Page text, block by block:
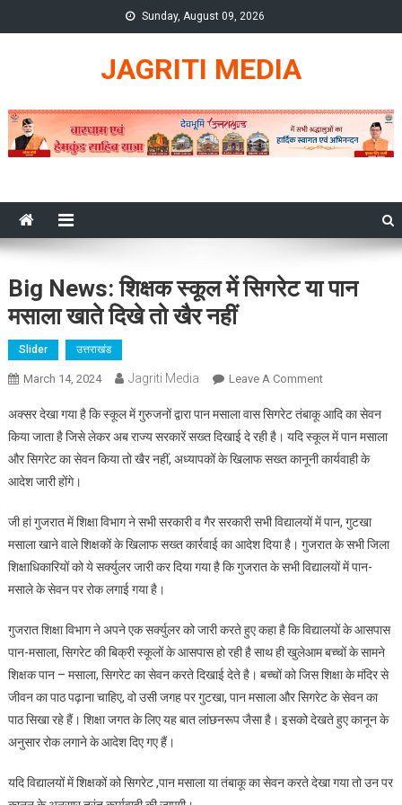
to
Sunday, August 09, 2026
JAGRITI MEDIA
Big News: शिक्षक स्कूल में सिगरेट या पान
मसाला खाते दिखे तो खैर नहीं
Slider उत्तराखंड
March 14, 2024 Jagriti Media Leave A CommentOn
News:
शिक्षक
स्कूल
या
पान
मसाला
तो
खैर
नहीं
अक्सर देखा गया है कि स्कूल में गुरुजनों द्वारा पान मसाला वास सिगरेट तंबाकू आदि का सेवन
किया जाता है जिसे लेकर अब राज्य सरकारें सख्त दिखाई दे रही है। यदि स्कूल में पान मसाला
और सिगरेट का सेवन किया तो खैर नहीं, अध्यापकों के खिलाफ सख्त कानूनी कार्यवाही के
आदेश जारी होंगे।
जी हां गुजरात में शिक्षा विभाग ने सभी सरकारी व गैर सरकारी सभी विद्यालयों में पान, गुटखा
मसाला खाने वाले शिक्षकों के खिलाफ सख्त कार्रवाई का आदेश दिया है। गुजरात के सभी जिला
शिक्षाधिकारियों को ये सर्क्युलर जारी कर दिया गया है कि गुजरात के सभी विद्यालयों में पान-
मसाले के सेवन पर रोक लगाई गया है।
गुजरात शिक्षा विभाग ने अपने एक सर्क्युलर को जारी करते हुए कहा है कि विद्यालयों के आसपास
पान-मसाला, सिगरेट की बिक्री स्कूलों के आसपास हो रही है साथ ही खुलेआम बच्चों के सामने
शिक्षक पान – मसाला, सिगरेट का सेवन करते दिखाई देते है। बच्चों को जिस शिक्षा के मंदिर से
जीवन का पाठ पढ़ाना चाहिए, वो उसी जगह पर गुटखा, पान मसाला और सिगरेट के सेवन का
पाठ सिखा रहे हैं। शिक्षा जगत के लिए यह बात लांछनरूप जैसा है। इसको देखते हुए कानून के
अनुसार रोक लगाने के आदेश दिए गए हैं।
यदि विद्यालयों में शिक्षकों को सिगरेट ,पान मसाला या तंबाकू का सेवन करते देखा गया तो उन पर